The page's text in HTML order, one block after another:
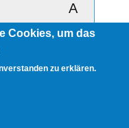
A
Cookies, um das
zu erklären.